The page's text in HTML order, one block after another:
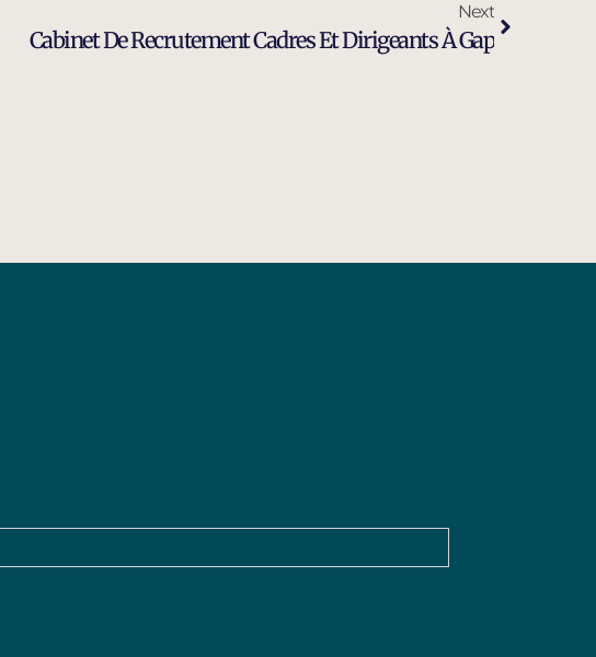
Next
Cabinet De Recrutement Cadres Et Dirigeants À Gap